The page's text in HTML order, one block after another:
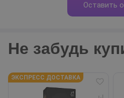
Оставить
Не забудь
ЭКСПРЕСС ДОСТАВКА